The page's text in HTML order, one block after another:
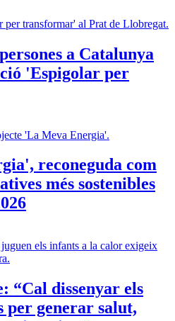
a Catalunya
'Espigolar per
reconeguda com
més sostenibles
“Cal dissenyar els
per generar salut,